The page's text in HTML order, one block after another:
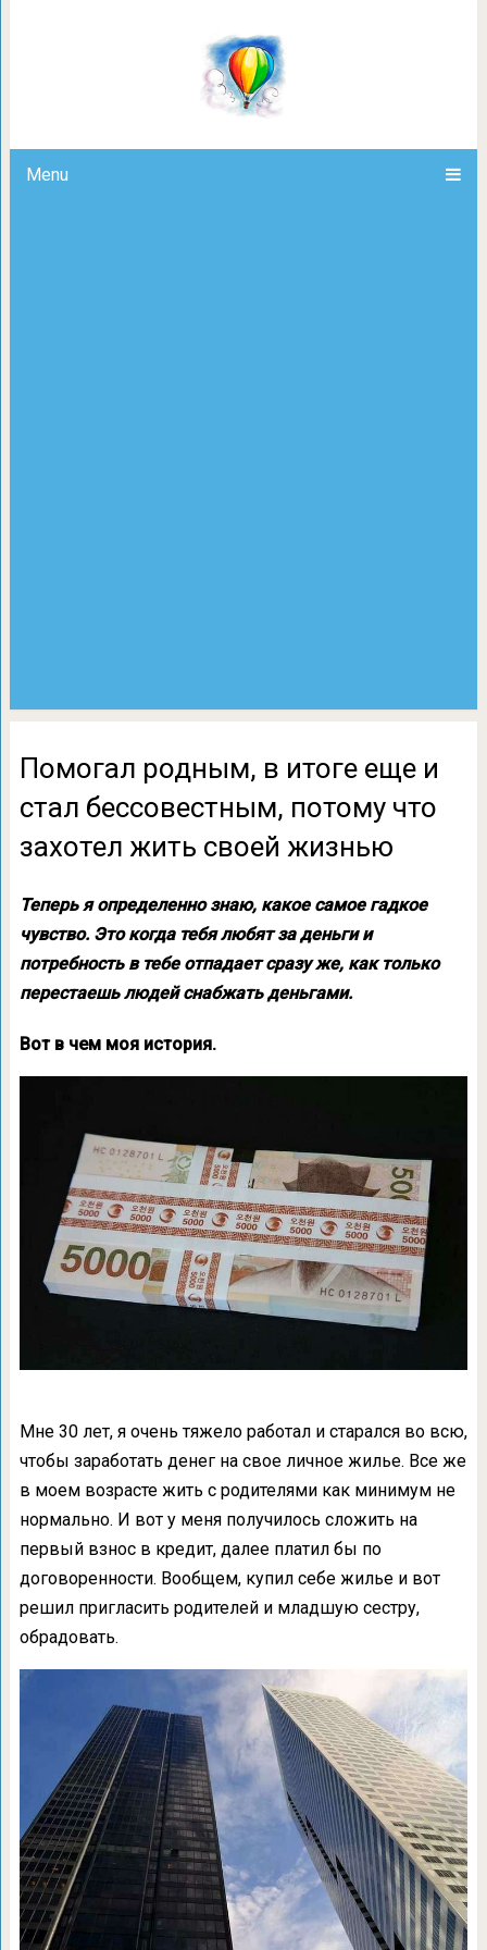
Menu
Помогал родным, в итоге еще и
Помогал родным, в итоге еще и
стал бессовестным, потому что
захотел жить своей жизнью
Теперь я определенно знаю, какое самое гадкое
чувство. Это когда тебя любят за деньги и
потребность в тебе отпадает сразу же, как только
перестаешь людей снабжать деньгами.
Вот в чем моя история.
Мне 30 лет, я очень тяжело работал и старался во всю,
чтобы заработать денег на свое личное жилье. Все же
в моем возрасте жить с родителями как минимум не
нормально. И вот у меня получилось сложить на
первый взнос в кредит, далее платил бы по
договоренности. Вообщем, купил себе жилье и вот
решил пригласить родителей и младшую сестру,
обрадовать.